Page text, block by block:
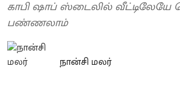
காபி ஷாப் ஸ்டைலில் வீட்டிலேயே
பண்ணலாம்
நான்சி மலர்